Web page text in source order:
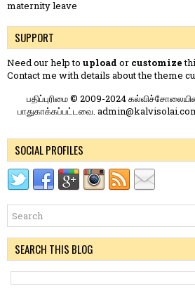
maternity leave
SUPPORT
Need our help to upload or customize
Contact me with details about the theme
பதிப்புரிமை © 2009-2024
பாதுகாக்கப்பட்டவை.
SOCIAL PROFILES
SEARCH THIS BLOG